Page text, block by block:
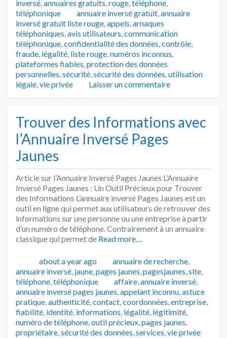
inversé,annuaires gratuits,rouge,téléphone,
téléphonique
Tags
annuaire inversé gratuit,annuaire
inversé gratuit liste rouge,appels,arnaques
téléphoniques,avis utilisateurs,communication
téléphonique,confidentialité des données,contrôle,
fraude, légalité, liste rouge,numéros inconnus,
plateformes fiables,protection des données
personnelles,sécurité,sécurité des données,utilisation
légale,vie privée Laisser un commentaire
Trouver des Informations avec
l’Annuaire Inversé Pages
Jaunes
Article sur l’Annuaire Inversé Pages Jaunes L’Annuaire
Inversé Pages Jaunes : Un Outil Précieux pour Trouver
des Informations L’annuaire inversé Pages Jaunes est un
outil en ligne qui permet aux utilisateurs de retrouver des
informations sur une personne ou une entreprise à partir
d’un numéro de téléphone. Contrairement à un annuaire
classique qui permet de Read more…
Publié
about a year ago Catégories
annuaire de recherche,
annuaire inversé, jaune,pages jaunes,pagesjaunes,site,
téléphone,téléphonique Tags
affaire,annuaire inversé,
annuaire inversé pages jaunes,appelant inconnu,astuce
pratique,authenticité,contact,coordonnées,entreprise,
fiabilité, identité, informations, légalité, légitimité,
numéro de téléphone,outil précieux,pages jaunes,
propriétaire,sécurité des données,services,vie privée